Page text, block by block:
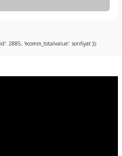
siz yapın!
2885, 'ecomm_totalvalue': sonfiyat });